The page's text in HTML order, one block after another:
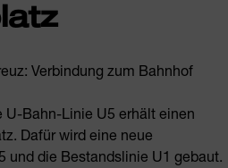
Verbindung zum Bahnhof
Bahn-Linie U5 erhält einen
Dafür wird eine neue
und die Bestandslinie U1 gebaut.